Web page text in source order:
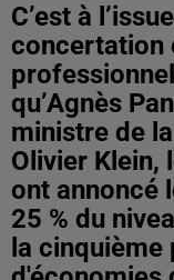
C’est à
concertation
qu’Agnès
ministre de
Olivier Klein,
ont annoncé
25 % du
la